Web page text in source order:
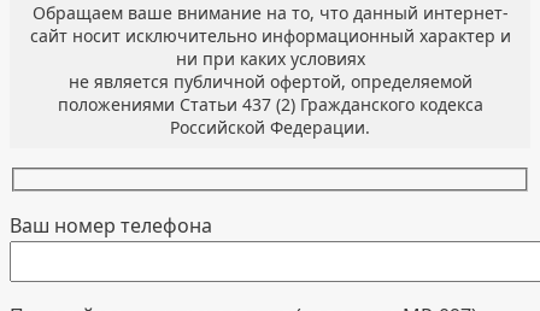
Обращаем ваше внимание на то, что данный интернет-
сайт носит исключительно информационный характер и
ни при каких условиях
не является публичной офертой, определяемой
положениями Статьи 437 (2) Гражданского кодекса
Российской Федерации.
Ваш номер телефона